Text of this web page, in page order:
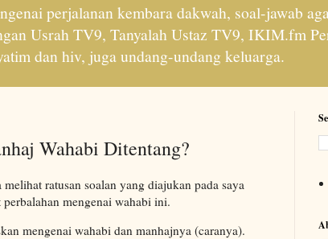
perjalanan kembara dakwah, soal-jawab
Usrah TV9, Tanyalah Ustaz TV9, IKIM.fm
dan hiv, juga undang-undang keluarga.
Wahabi Ditentang?
ratusan soalan yang diajukan pada saya
mengenai wahabi ini.
mengenai wahabi dan manhajnya (caranya).